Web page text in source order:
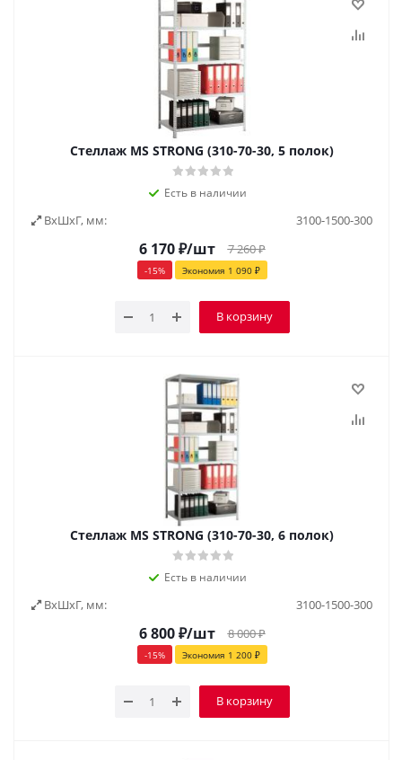
Стеллаж MS STRONG (310-70-30, 5 полок)
Есть в наличии
ВxШxГ, мм: 3100-1500-300
6 170₽/шт 7 260₽
-15% Экономия 1 090₽
В корзину
Стеллаж MS STRONG (310-70-30, 6 полок)
Есть в наличии
ВxШxГ, мм: 3100-1500-300
6 800₽/шт 8 000₽
-15% Экономия 1 200₽
В корзину